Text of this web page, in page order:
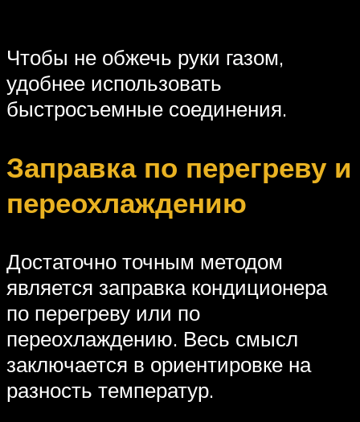
Чтобы не обжечь руки газом,
удобнее использовать
быстросъемные соединения.
Заправка по перегреву и
переохлаждению
Достаточно точным методом
является заправка кондиционера
по перегреву или по
переохлаждению. Весь смысл
заключается в ориентировке на
разность температур.